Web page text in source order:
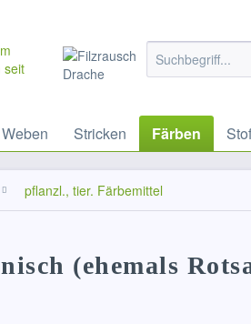
Weben Stricken Färben
pflanzl., tier. Färbemittel
(ehemals